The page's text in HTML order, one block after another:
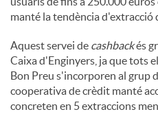
manté la tendència d'extracció
Aquest servei de cashbackés
Caixa d'Enginyers, ja que tots
Bon Preu s'incorporen al grup
cooperativa de crèdit manté
concreten en 5 extraccions